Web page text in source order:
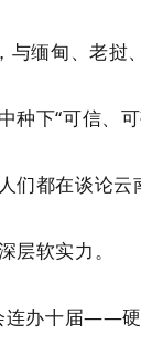
与缅甸、老挝
种下“可信、可
们都在谈论云
层软实力。
连办十届——硬